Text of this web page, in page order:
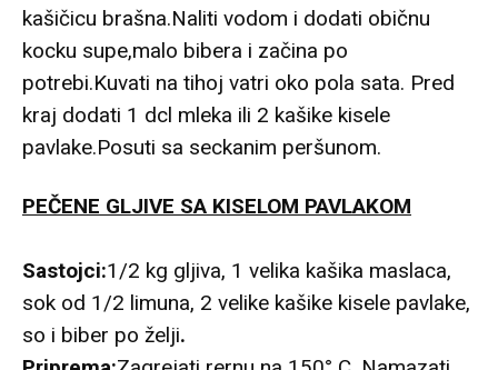
kašičicu brašna.Naliti vodom i dodati običnu
kocku supe,malo bibera i začina po
potrebi.Kuvati na tihoj vatri oko pola sata. Pred
kraj dodati 1 dcl mleka ili 2 kašike kisele
pavlake.Posuti sa seckanim peršunom.
PEČENE GLJIVE SA KISELOM PAVLAKOM
Sastojci:1/2 kg gljiva, 1 velika kašika maslaca,
sok od 1/2 limuna, 2 velike kašike kisele pavlake,
so i biber po želji.